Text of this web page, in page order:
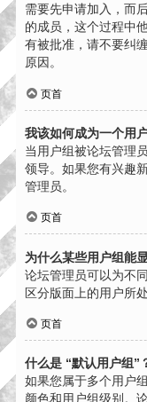
需要先申请加入，而
的成员，这个过程中
有被批准，请不要纠
原因。
页首
我该如何成为一个用
当用户组被论坛管理
领导。如果您有兴趣
管理员。
页首
为什么某些用户组能
论坛管理员可以为不
区分版面上的用户所
页首
什么是 “默认用户组”
如果您属于多个用户
颜色和用户组级别。